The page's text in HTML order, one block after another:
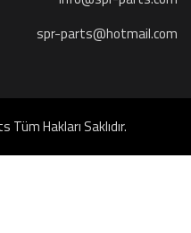
spr-parts@hotmail.com
Hakları Saklıdır.